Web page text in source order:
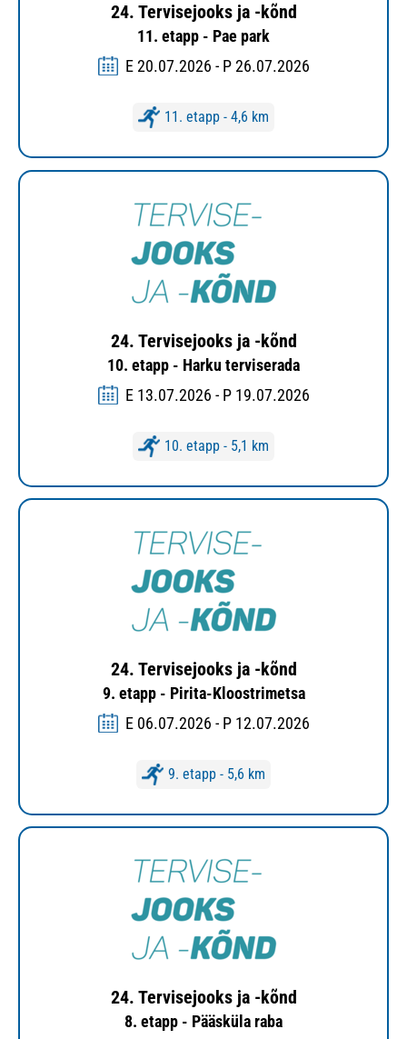
24. Tervisejooks ja -kõnd
11. etapp - Pae park
E 20.07.2026 - P 26.07.2026
11. etapp - 4,6 km
24. Tervisejooks ja -kõnd
10. etapp - Harku terviserada
E 13.07.2026 - P 19.07.2026
10. etapp - 5,1 km
24. Tervisejooks ja -kõnd
9. etapp - Pirita-Kloostrimetsa
E 06.07.2026 - P 12.07.2026
9. etapp - 5,6 km
24. Tervisejooks ja -kõnd
8. etapp - Pääsküla raba